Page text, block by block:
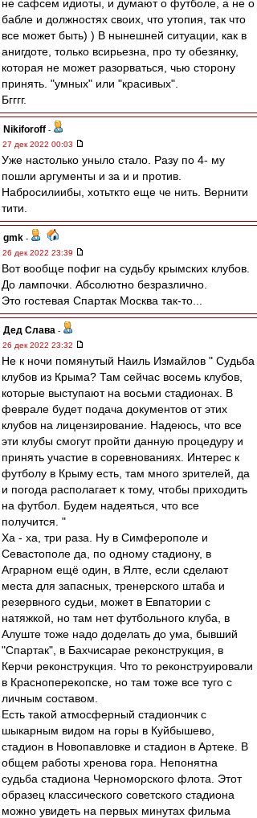
не сафсем идиоты, и думают о футболе, а не о
бабле и должностях своих, что утопия, так что
все может быть) ) В нынешней ситуации, как в
анигдоте, только всирьезна, про ту обезянку,
которая не может разорваться, чью сторону
принять. "умных" или "красивых".
Бгггг.
Nikiforoff -
27 дек 2022 00:03
Уже настолько уныло стало. Разу по 4- му
пошли аргументы и за и и против.
Набросилиибы, хотьткто еще че нить. Вернити
тити.
gmk -
26 дек 2022 23:39
Вот вообще пофиг на судьбу крымских клубов.
До лампочки. Абсолютно безразлично.
Это гостевая Спартак Москва так-то...
Дед Слава -
26 дек 2022 23:32
Не к ночи помянутый Наиль Измайлов " Судьба
клубов из Крыма? Там сейчас восемь клубов,
которые выступают на восьми стадионах. В
феврале будет подача документов от этих
клубов на лицензирование. Надеюсь, что все
эти клубы смогут пройти данную процедуру и
принять участие в соревнованиях. Интерес к
футболу в Крыму есть, там много зрителей, да
и погода располагает к тому, чтобы приходить
на футбол. Будем надеяться, что все
получится. "
Ха - ха, три раза. Ну в Симферополе и
Севастополе да, по одному стадиону, в
Аграрном ещё один, в Ялте, если сделают
места для запасных, тренерского штаба и
резервного судьи, может в Евпатории с
натяжкой, но там нет футбольного клуба, в
Алуште тоже надо доделать до ума, бывший
"Спартак", в Бахчисарае реконструкция, в
Керчи реконструкция. Что то реконструировали
в Красноперекопске, но там тоже все туго с
личным составом.
Есть такой атмосферный стадиончик с
шыкарным видом на горы в Куйбышево,
стадион в Новопавловке и стадион в Артеке. В
общем работы хренова гора. Непонятна
судьба стадиона Черноморского флота. Этот
образец классического советского стадиона
можно увидеть на первых минутах фильма